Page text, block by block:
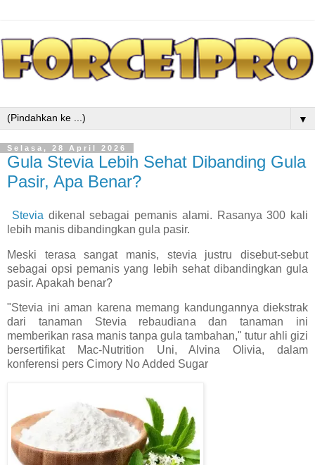
▼
Selasa, 28 April 2026
Gula Stevia Lebih Sehat Dibanding Gula
Pasir, Apa Benar?
Stevia dikenal sebagai pemanis alami. Rasanya 300 kali
lebih manis dibandingkan gula pasir.
Meski terasa sangat manis, stevia justru disebut-sebut
sebagai opsi pemanis yang lebih sehat dibandingkan gula
pasir. Apakah benar?
"Stevia ini aman karena memang kandungannya diekstrak
dari tanaman Stevia rebaudiana dan tanaman ini
memberikan rasa manis tanpa gula tambahan," tutur ahli gizi
bersertifikat Mac-Nutrition Uni, Alvina Olivia, dalam
konferensi pers Cimory No Added Sugar